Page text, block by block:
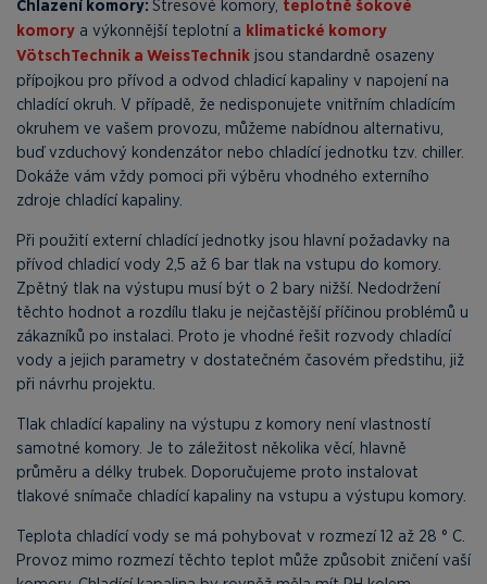
Chlazení komory: Stresové komory, teplotně šokové
komory a výkonnější teplotní a klimatické komory
VötschTechnik a WeissTechnik jsou standardně osazeny
přípojkou pro přívod a odvod chladicí kapaliny v napojení na
chladící okruh. V případě, že nedisponujete vnitřním chladícím
okruhem ve vašem provozu, můžeme nabídnou alternativu,
buď vzduchový kondenzátor nebo chladící jednotku tzv. chiller.
Dokáže vám vždy pomoci při výběru vhodného externího
zdroje chladící kapaliny.
Při použití externí chladící jednotky jsou hlavní požadavky na
přívod chladicí vody 2,5 až 6 bar tlak na vstupu do komory.
Zpětný tlak na výstupu musí být o 2 bary nižší. Nedodržení
těchto hodnot a rozdílu tlaku je nejčastější příčinou problémů u
zákazníků po instalaci. Proto je vhodné řešit rozvody chladící
vody a jejich parametry v dostatečném časovém předstihu, již
při návrhu projektu.
Tlak chladící kapaliny na výstupu z komory není vlastností
samotné komory. Je to záležitost několika věcí, hlavně
průměru a délky trubek. Doporučujeme proto instalovat
tlakové snímače chladící kapaliny na vstupu a výstupu komory.
Teplota chladící vody se má pohybovat v rozmezí 12 až 28 ° C.
Provoz mimo rozmezí těchto teplot může způsobit zničení vaší